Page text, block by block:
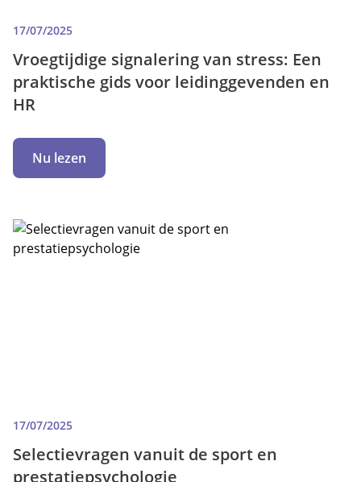
17/07/2025
Vroegtijdige signalering van stress: Een
praktische gids voor leidinggevenden en
HR
Nu lezen
17/07/2025
Selectievragen vanuit de sport en
prestatiepsychologie